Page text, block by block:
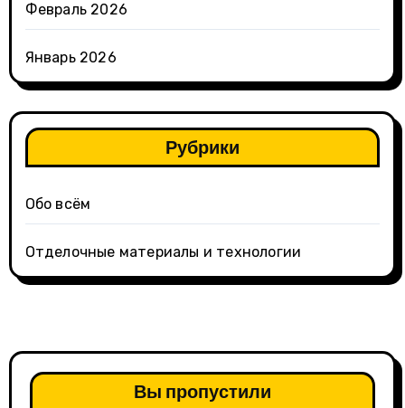
Февраль 2026
Январь 2026
Рубрики
Обо всём
Отделочные материалы и технологии
Вы пропустили